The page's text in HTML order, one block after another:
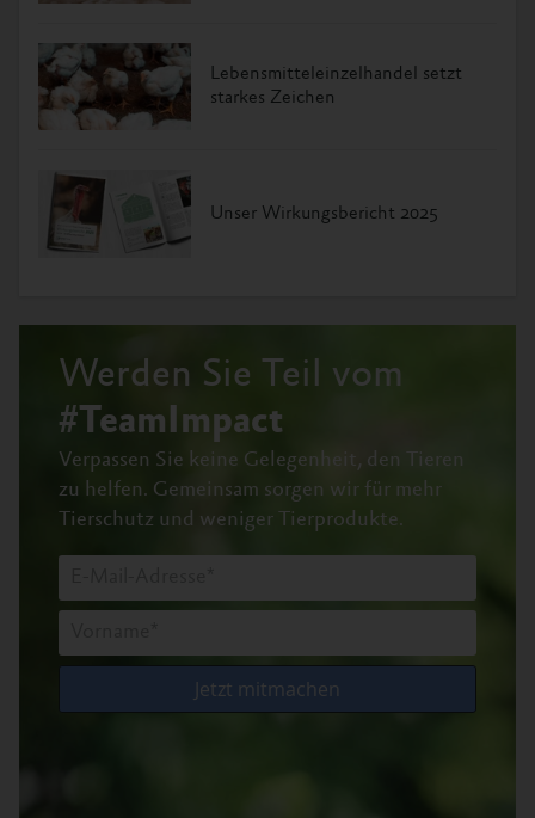
Lebensmitteleinzelhandel setzt
starkes Zeichen
Unser Wirkungsbericht 2025
Werden Sie Teil vom
#TeamImpact
Verpassen Sie keine Gelegenheit, den Tieren
zu helfen. Gemeinsam sorgen wir für mehr
Tierschutz und weniger Tierprodukte.